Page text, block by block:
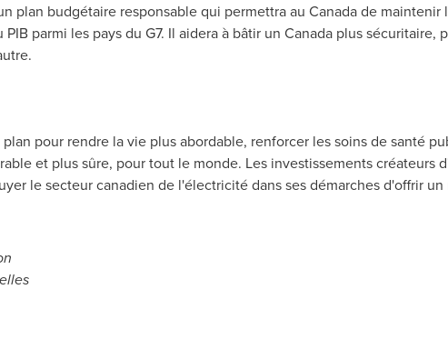
plan budgétaire responsable qui permettra au Canada de
parmi les pays du G7. Il aidera à bâtir un Canada plus sécuritaire,
pour rendre la vie plus abordable, renforcer les soins de santé
et plus sûre, pour tout le monde. Les investissements créateurs
le secteur canadien de l'électricité dans ses démarches d'offrir